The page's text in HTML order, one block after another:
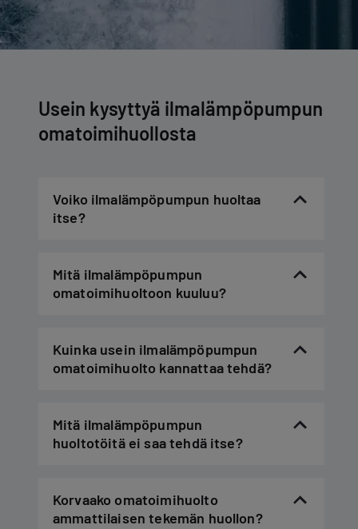
Usein kysyttyä ilmalämpöpumpun
omatoimihuollosta
Voiko ilmalämpöpumpun huoltaa
itse?
Mitä ilmalämpöpumpun
omatoimihuoltoon kuuluu?
Kuinka usein ilmalämpöpumpun
omatoimihuolto kannattaa tehdä?
Mitä ilmalämpöpumpun
huoltotöitä ei saa tehdä itse?
Korvaako omatoimihuolto
ammattilaisen tekemän huollon?